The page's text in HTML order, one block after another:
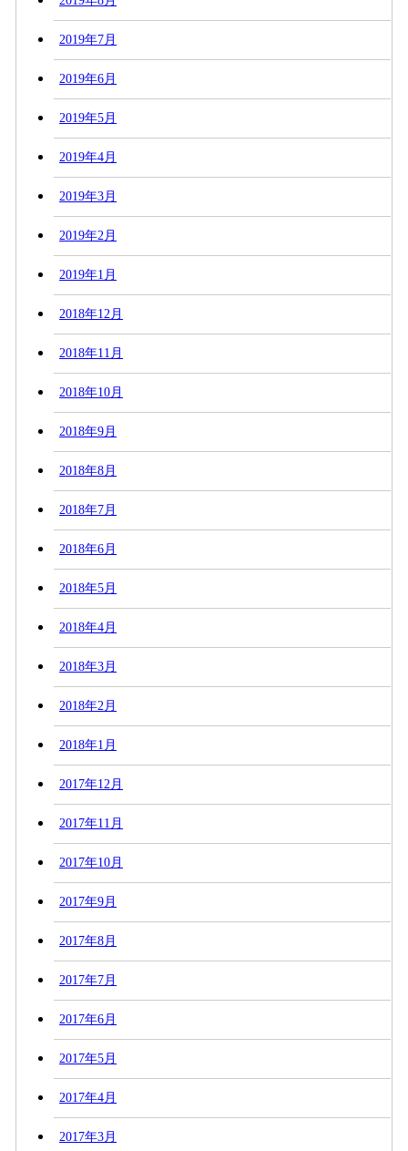
2019年7月
2019年6月
2019年5月
2019年4月
2019年3月
2019年2月
2019年1月
2018年12月
2018年11月
2018年10月
2018年9月
2018年8月
2018年7月
2018年6月
2018年5月
2018年4月
2018年3月
2018年2月
2018年1月
2017年12月
2017年11月
2017年10月
2017年9月
2017年8月
2017年7月
2017年6月
2017年5月
2017年4月
2017年3月